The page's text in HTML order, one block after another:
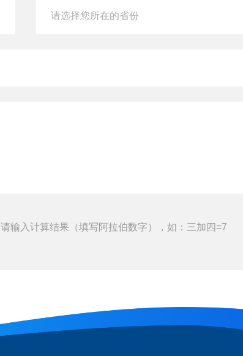
请输入计算结果（填写阿拉伯数字），如：三加四=7